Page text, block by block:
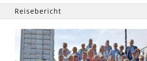
Reisebericht